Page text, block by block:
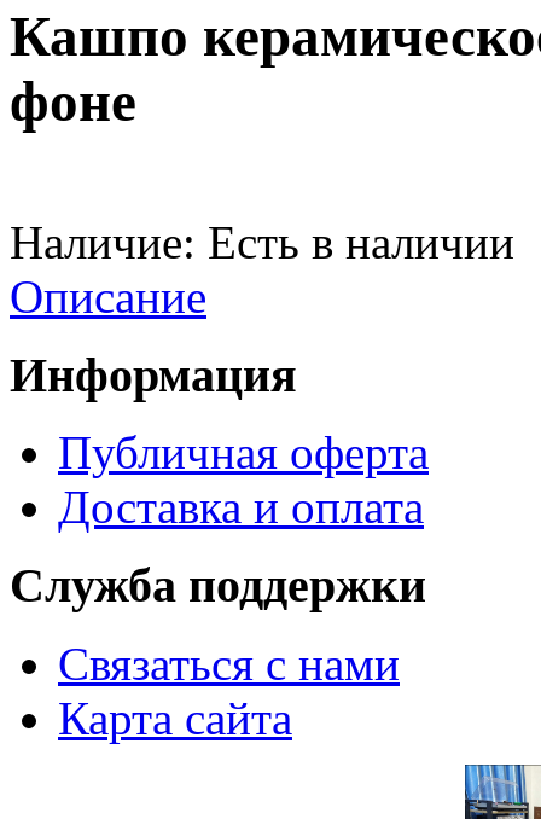
Кашпо
фоне
Наличие: Есть в наличии
Описание
Информация
Публичная оферта
Доставка и оплата
Служба поддержки
Связаться с нами
Карта сайта